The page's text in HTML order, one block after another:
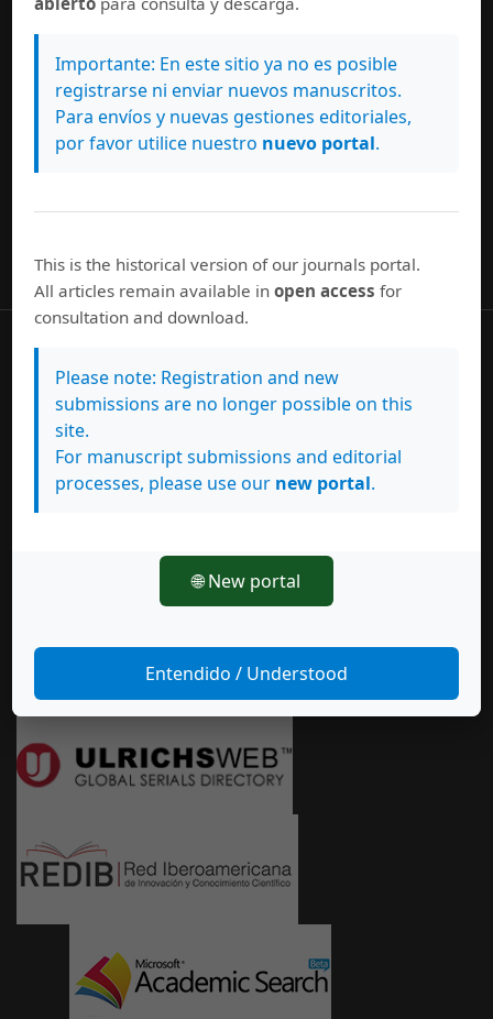
Enviar un artículo
Información
Para lectores/as
DORA
siguientes índices y repositorios:
Importante: En este sitio ya no es posible
registrarse ni enviar nuevos manuscritos.
Para envíos y nuevas gestiones editoriales,
por favor utilice nuestro nuevo portal.
This is the historical version of our journals portal.
All articles remain available inopen access for
consultation and download.
Please note: Registration and new
submissions are no longer possible on this
site.
For manuscript submissions and editorial
processes, please use our new portal.
🌐 New portal
Entendido / Understood